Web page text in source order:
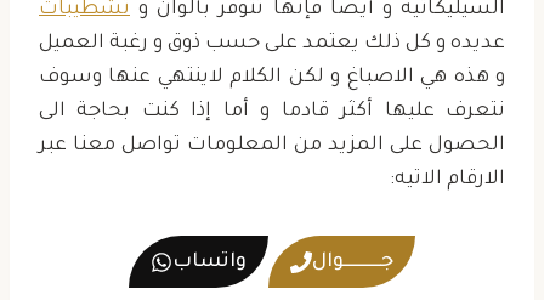
السيليكاتيه و أيضا فإنها تتوفر بألوان و تشطيبات
عديده و كل ذلك يعتمد على حسب ذوق و رغبة العميل
و هذه هي الاصباغ و لكن الكلام لاينتهي عنها وسوف
نتعرف عليها أكثر قادما و أما إذا كنت بحاجة الى
الحصول على المزيد من المعلومات تواصل معنا عبر
الارقام الاتيه:
جــــــــــوال واتساب